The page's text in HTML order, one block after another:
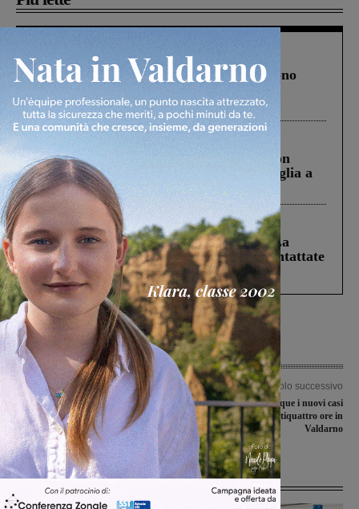
Cronaca 4 Agosto 2026
Un anno fa la strage in A1 in cui morirono
Gianni, Giulia e Franco. Lo schianto, il
processo, lo stop ai sorpassi fra tir....
Cronaca 3 Agosto 2026
Scomparso da una struttura di Castiglion
Fiorentino l’uomo che aveva ucciso la figlia a
Levane nel 2020
Cronaca 5 Agosto 2026
Continuano le ricerche di Miah Billal. La
Prefettura: “In caso di avvistamento contattate
il 112”
Articolo precedente
Cacciatore spinto da un cinghiale
cade in un torrente. Portato alla
Gruccia
Articolo successivo
Covid-19, soltanto cinque i nuovi casi
nelle ultime ventiquattro ore in
Valdarno
Ultime Notizie